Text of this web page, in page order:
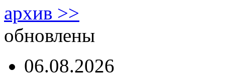
архив >>
обновлены
06.08.2026